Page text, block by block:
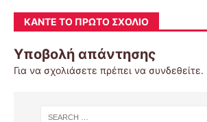
ΚΆΝΤΕ ΤΟ ΠΡΏΤΟ ΣΧΌΛΙΟ
Υποβολή απάντησης
Για να σχολιάσετε πρέπει να συνδεθείτε.